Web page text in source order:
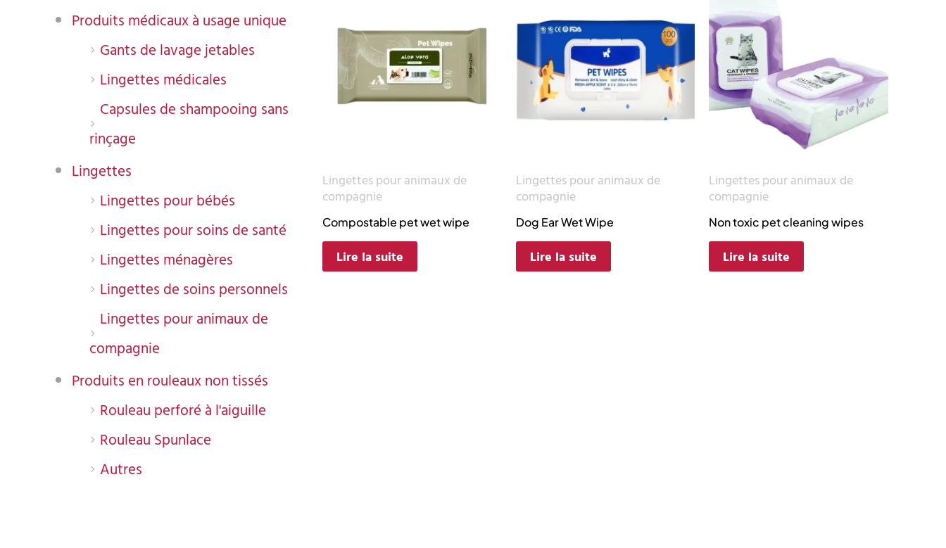
Produits médicaux à usage unique
Gants de lavage jetables
Lingettes médicales
Capsules de shampooing sans
rinçage
Lingettes
Lingettes pour bébés
Lingettes pour soins de santé
Lingettes ménagères
Lingettes de soins personnels
Lingettes pour animaux de
compagnie
Produits en rouleaux non tissés
Rouleau perforé à l'aiguille
Rouleau Spunlace
Autres
Lingettes pour animaux de
compagnie
Compostable pet wet wipe
Lire la suite
Lingettes pour animaux de
compagnie
Dog Ear Wet Wipe
Lire la suite
Lingettes pour animaux de
compagnie
Non toxic pet cleaning wipes
Lire la suite